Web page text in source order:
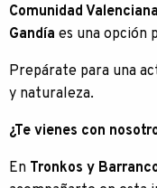
Comunidad Valenciana
Gandía es una opción
Prepárate para una
y naturaleza.
¿Te vienes con
En Tronkos y